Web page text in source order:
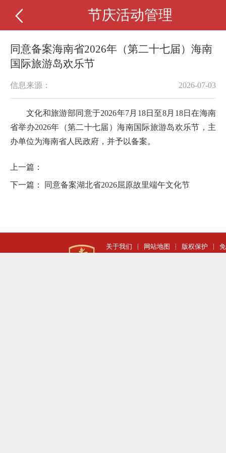
节庆活动管理
同意备案海南省2026年（第二十七届）海南
国际旅游岛欢乐节
信息来源： 2026-07-03
文化和旅游部同意于2026年7月 18日至8月 18日在海南
省举办2026年（第二十七届）海南国际旅游岛欢乐节，主
办单位为海南省人民政府 ，并予以备案。
上一篇：
下一篇： 同意备案湖北省2026屈原故里端午文化节